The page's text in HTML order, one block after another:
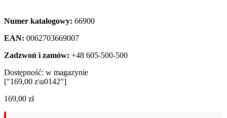
Numer katalogowy: 66900
EAN: 0062703669007
Zadzwoń i zamów: +48 605-500-500
Dostępność: w magazynie
["169,00 z\u0142"]
169,00 zł